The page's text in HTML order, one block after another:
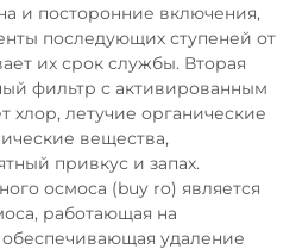
и посторонние включения,
последующих ступеней от
их срок службы. Вторая
фильтр с активированным
хлор, летучие органические
вещества,
привкус и запах.
осмоса (buy ro) является
работающая на
удаление